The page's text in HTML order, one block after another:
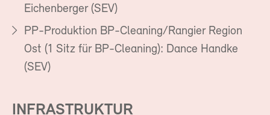
Eichenberger (SEV)
PP-Produktion BP-Cleaning/Rangier Region
Ost (1 Sitz für BP-Cleaning): Dance Handke
(SEV)
INFRASTRUKTUR